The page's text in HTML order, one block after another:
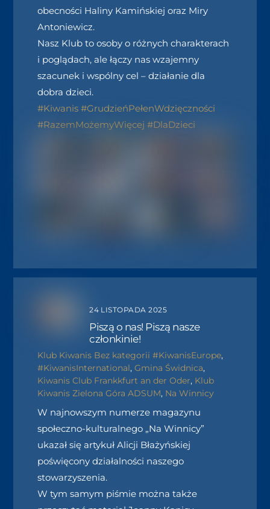
obecności Haliny Kamińskiej oraz Miry
Antoniewicz.
Nasz Klub to osoby o różnych charakterach
i poglądach, ale łączy nas wzajemny
szacunek i wspólny cel – działanie dla
dobra dzieci.
#Kiwanis #GrudzieńPełenWdzięczności
#RazemMożemyWięcej #DlaDzieci
24 LISTOPADA 2025
Piszą o nas! Piszą nasze
członkinie!
Klub Kiwanis Bez kategorii #KiwanisEurope,
#KiwanisInternational,Gmina Świdnica,
Kiwanis Club Frankkfurt an der Oder, Klub
Kiwanis Zielona Góra ADSUM, Na Winnicy
W najnowszym numerze magazynu
społeczno-kulturalnego „Na Winnicy”
ukazał się artykuł Alicji Błażyńskiej
poświęcony działalności naszego
stowarzyszenia.
W tym samym piśmie można także